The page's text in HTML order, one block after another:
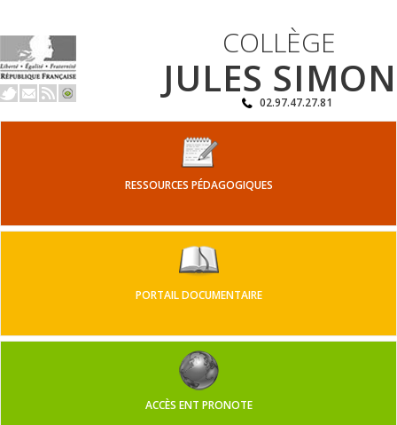
COLLÈGE
JULES SIMON
02.97.47.27.81
RESSOURCES PÉDAGOGIQUES
PORTAIL DOCUMENTAIRE
ACCÈS ENT PRONOTE